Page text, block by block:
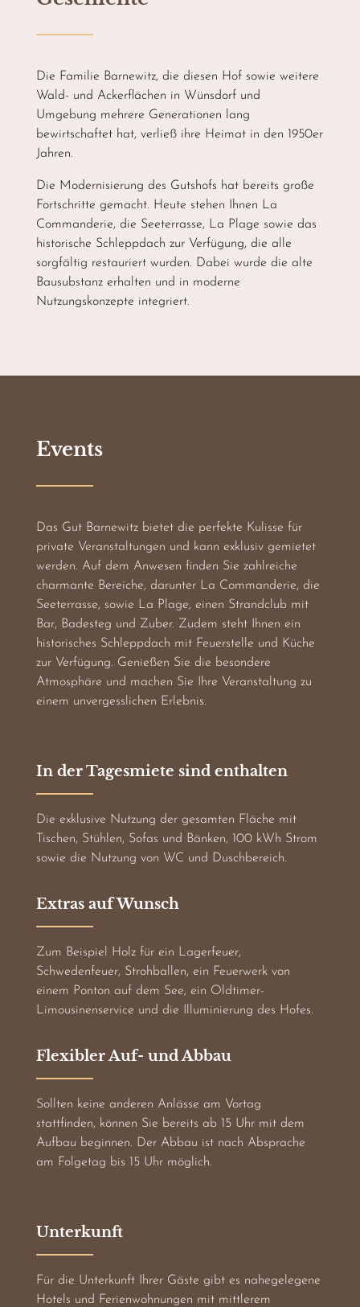
Die Familie Barnewitz, die diesen Hof sowie weitere
Wald- und Ackerflächen in Wünsdorf und
Umgebung mehrere Generationen lang
bewirtschaftet hat, verließ ihre Heimat in den 1950er
Jahren.
Die Modernisierung des Gutshofs hat bereits große
Fortschritte gemacht. Heute stehen Ihnen La
Commanderie, die Seeterrasse, La Plage sowie das
historische Schleppdach zur Verfügung, die alle
sorgfältig restauriert wurden. Dabei wurde die alte
Bausubstanz erhalten und in moderne
Nutzungskonzepte integriert.
Events
Das Gut Barnewitz bietet die perfekte Kulisse für
private Veranstaltungen und kann exklusiv gemietet
werden. Auf dem Anwesen finden Sie zahlreiche
charmante Bereiche, darunter La Commanderie, die
Seeterrasse, sowie La Plage, einen Strandclub mit
Bar, Badesteg und Zuber. Zudem steht Ihnen ein
historisches Schleppdach mit Feuerstelle und Küche
zur Verfügung. Genießen Sie die besondere
Atmosphäre und machen Sie Ihre Veranstaltung zu
einem unvergesslichen Erlebnis.
In der Tagesmiete sind enthalten
Die exklusive Nutzung der gesamten Fläche mit
Tischen, Stühlen, Sofas und Bänken, 100 kWh Strom
sowie die Nutzung von WC und Duschbereich.
Extras auf Wunsch
Zum Beispiel Holz für ein Lagerfeuer,
Schwedenfeuer, Strohballen, ein Feuerwerk von
einem Ponton auf dem See, ein Oldtimer-
Limousinenservice und die Illuminierung des Hofes.
Flexibler Auf- und Abbau
Sollten keine anderen Anlässe am Vortag
stattfinden, können Sie bereits ab 15 Uhr mit dem
Aufbau beginnen. Der Abbau ist nach Absprache
am Folgetag bis 15 Uhr möglich.
Unterkunft
Für die Unterkunft Ihrer Gäste gibt es nahegelegene
Hotels und Ferienwohnungen mit mittlerem